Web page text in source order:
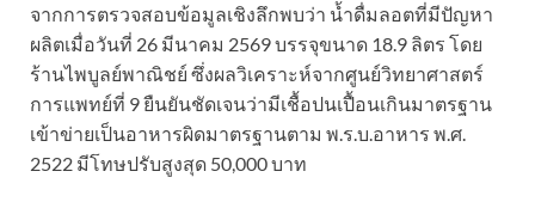
จากการตรวจสอบข้อมูลเชิงลึกพบว่า น้ำดื่มลอตที่มีปัญหา
ผลิตเมื่อวันที่ 26 มีนาคม 2569 บรรจุขนาด 18.9 ลิตร โดย
ร้านไพบูลย์พาณิชย์ ซึ่งผลวิเคราะห์จากศูนย์วิทยาศาสตร์
การแพทย์ที่ 9 ยืนยันชัดเจนว่ามีเชื้อปนเปื้อนเกินมาตรฐาน
เข้าข่ายเป็นอาหารผิดมาตรฐานตาม พ.ร.บ.อาหาร พ.ศ.
2522 มีโทษปรับสูงสุด 50,000 บาท